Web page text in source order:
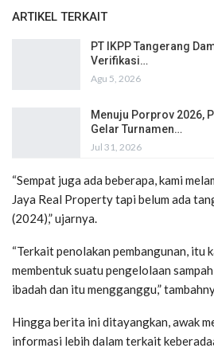
ARTIKEL TERKAIT
PT IKPP Tangerang
Verifikasi…
Agu 5, 2026
Menuju Porprov 2026,
Gelar Turnamen…
Jul 31, 2026
“Sempat juga ada beberapa, kami
Jaya Real Property tapi belum ada
(2024),” ujarnya.
“Terkait penolakan pembangunan, itu
membentuk suatu pengelolaan
ibadah dan itu mengganggu,”
Hingga berita ini ditayangkan, awak
informasi lebih dalam terkait